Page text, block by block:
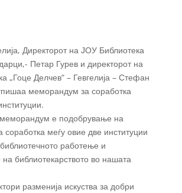
Директорот на ЈОУ Библиотека
Петар Гурев и директорот на
„Гоце Делчев“ – Гевгелија – Стефан
меморандум за соработка
меморандум е подобрување на
соработка меѓу овие две институции
работење и
библиотекарството во нашата
разменија искуства за добри